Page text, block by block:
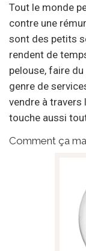
Tout le monde
contre une
sont des petits
rendent de
pelouse, faire
genre de
vendre à travers
touche aussi
Comment ça